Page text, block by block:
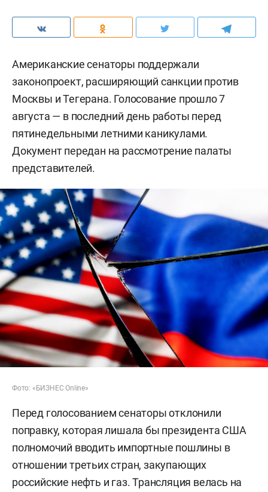
Американские сенаторы поддержали
законопроект, расширяющий санкции против
Москвы и Тегерана. Голосование прошло 7
августа — в последний день работы перед
пятинедельными летними каникулами.
Документ передан на рассмотрение палаты
представителей.
Фото: «БИЗНЕС Online»
Перед голосованием сенаторы отклонили
поправку, которая лишала бы президента США
полномочий вводить импортные пошлины в
отношении третьих стран, закупающих
российские нефть и газ. Трансляция велась на